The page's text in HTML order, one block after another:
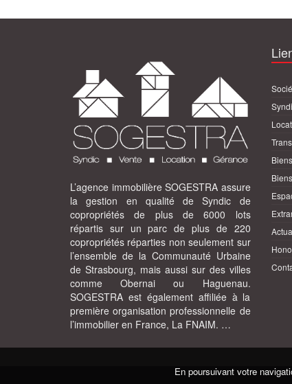
L’agence immobilière SOGESTRA assure
la gestion en qualité de Syndic de
copropriétés de plus de 6000 lots
répartis sur un parc de plus de 220
copropriétés réparties non seulement sur
l’ensemble de la Communauté Urbaine
de Strasbourg, mais aussi sur des villes
comme Obernai ou Haguenau.
SOGESTRA est également affiliée à la
première organisation professionnelle de
l’immobilier en France, La FNAIM. …
En poursuivant votre